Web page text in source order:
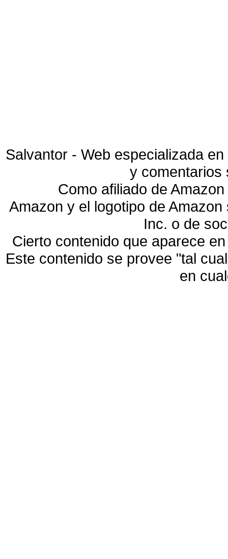
Salvantor - Web especializada
y
Como afiliado de
Amazon y el logotipo de
Inc. o de
Cierto contenido que aparece
Este contenido se provee "tal
en